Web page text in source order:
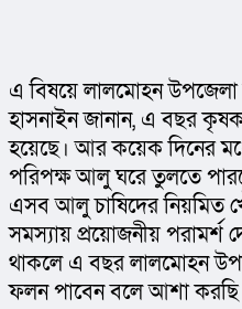
এ বিষয়ে লালমোহন
হাসনাইন জানান, এ বছর
হয়েছে। আর কয়েক দিনের
পরিপক্ষ আলু ঘরে তুলতে
এসব আলু চাষিদের নিয়মিত
সমস্যায় প্রয়োজনীয় পরামর্শ
থাকলে এ বছর লালমোহন
ফলন পাবেন বলে আশা